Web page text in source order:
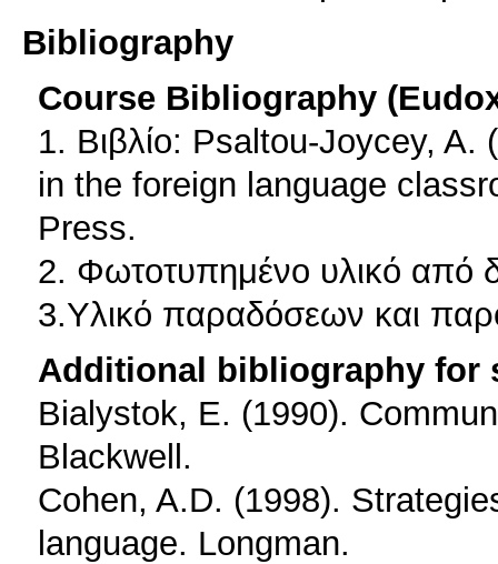
Bibliography
Course Bibliography
1. Βιβλίο: Psaltou-Joycey,
in the foreign language
Press.
2. Φωτοτυπημένο υλικό από
3.Υλικό παραδόσεων και
Additional bibliography for
Bialystok, E. (1990).
Blackwell.
Cohen, A.D. (1998).
language. Longman.